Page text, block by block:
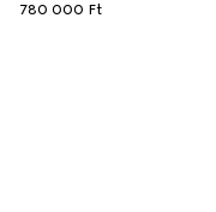
780 000 Ft